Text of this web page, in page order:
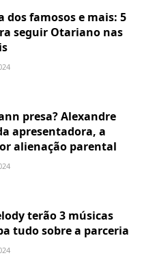
dos famosos e mais: 5
seguir Otariano nas
presa? Alexandre
apresentadora, a
alienação parental
terão 3 músicas
tudo sobre a parceria